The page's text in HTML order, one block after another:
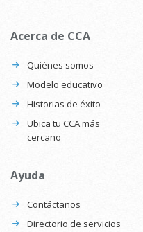
Acerca de CCA
Quiénes somos
Modelo educativo
Historias de éxito
Ubica tu CCA más
cercano
Ayuda
Contáctanos
Directorio de servicios